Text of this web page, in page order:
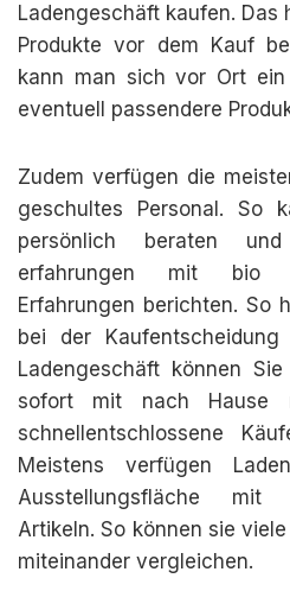
Ladengeschäft kaufen. Das
Produkte vor dem Kauf
kann man sich vor Ort
eventuell passendere
Zudem verfügen die
geschultes Personal. So
persönlich beraten
erfahrungen mit bio
Erfahrungen berichten. So
bei der
Ladengeschäft können
sofort mit nach Hause
schnellentschlossene
Meistens verfügen
Ausstellungsfläche mit
Artikeln. So können sie
miteinander vergleichen.